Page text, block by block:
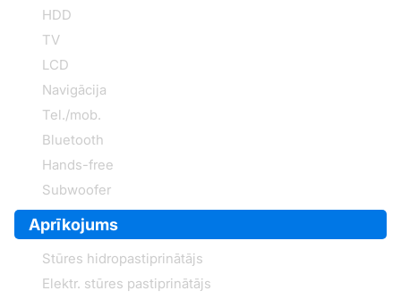
HDD
TV
LCD
Navigācija
Tel./mob.
Bluetooth
Hands-free
Subwoofer
Aprīkojums
Stūres hidropastiprinātājs
Elektr. stūres pastiprinātājs